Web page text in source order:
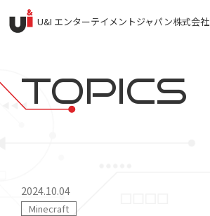
U&I エンターテイメントジャパン株式会社
TOPICS
2024.10.04
Minecraft